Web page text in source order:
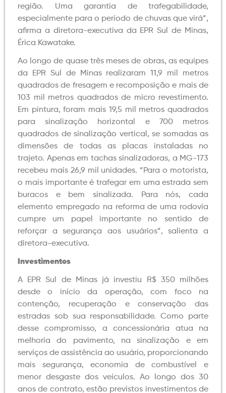
região. Uma garantia de trafegabilidade,
especialmente para o período de chuvas que virá”,
afirma a diretora-executiva da EPR Sul de Minas,
Érica Kawatake.
Ao longo de quase três meses de obras, as equipes
da EPR Sul de Minas realizaram 11,9 mil metros
quadrados de fresagem e recomposição e mais de
103 mil metros quadrados de micro revestimento.
Em pintura, foram mais 19,5 mil metros quadrados
para sinalização horizontal e 700 metros
quadrados de sinalização vertical, se somadas as
dimensões de todas as placas instaladas no
trajeto. Apenas em tachas sinalizadoras, a MG-173
recebeu mais 26,9 mil unidades. “Para o motorista,
o mais importante é trafegar em uma estrada sem
buracos e bem sinalizada. Para nós, cada
elemento empregado na reforma de uma rodovia
cumpre um papel importante no sentido de
reforçar a segurança aos usuários”, salienta a
diretora-executiva.
Investimentos
A EPR Sul de Minas já investiu R$ 350 milhões
desde o início da operação, com foco na
contenção, recuperação e conservação das
estradas sob sua responsabilidade. Como parte
desse compromisso, a concessionária atua na
melhoria do pavimento, na sinalização e em
serviços de assistência ao usuário, proporcionando
mais segurança, economia de combustível e
menor desgaste dos veículos. Ao longo dos 30
anos de contrato, estão previstos investimentos de